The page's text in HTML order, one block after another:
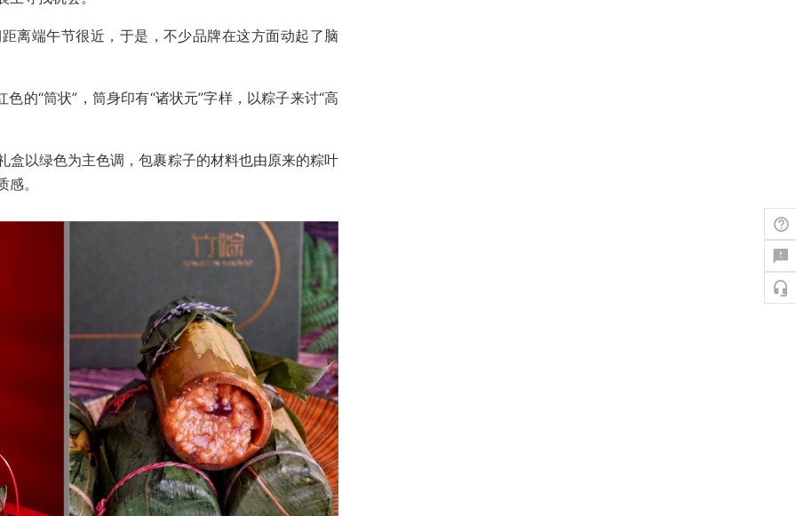
离端午节很近，于是，不少品牌在这方面动起了脑
的“筒状”，筒身印有“诸状元”字样，以粽子来讨“高
盒以绿色为主色调，包裹粽子的材料也由原来的粽叶
。